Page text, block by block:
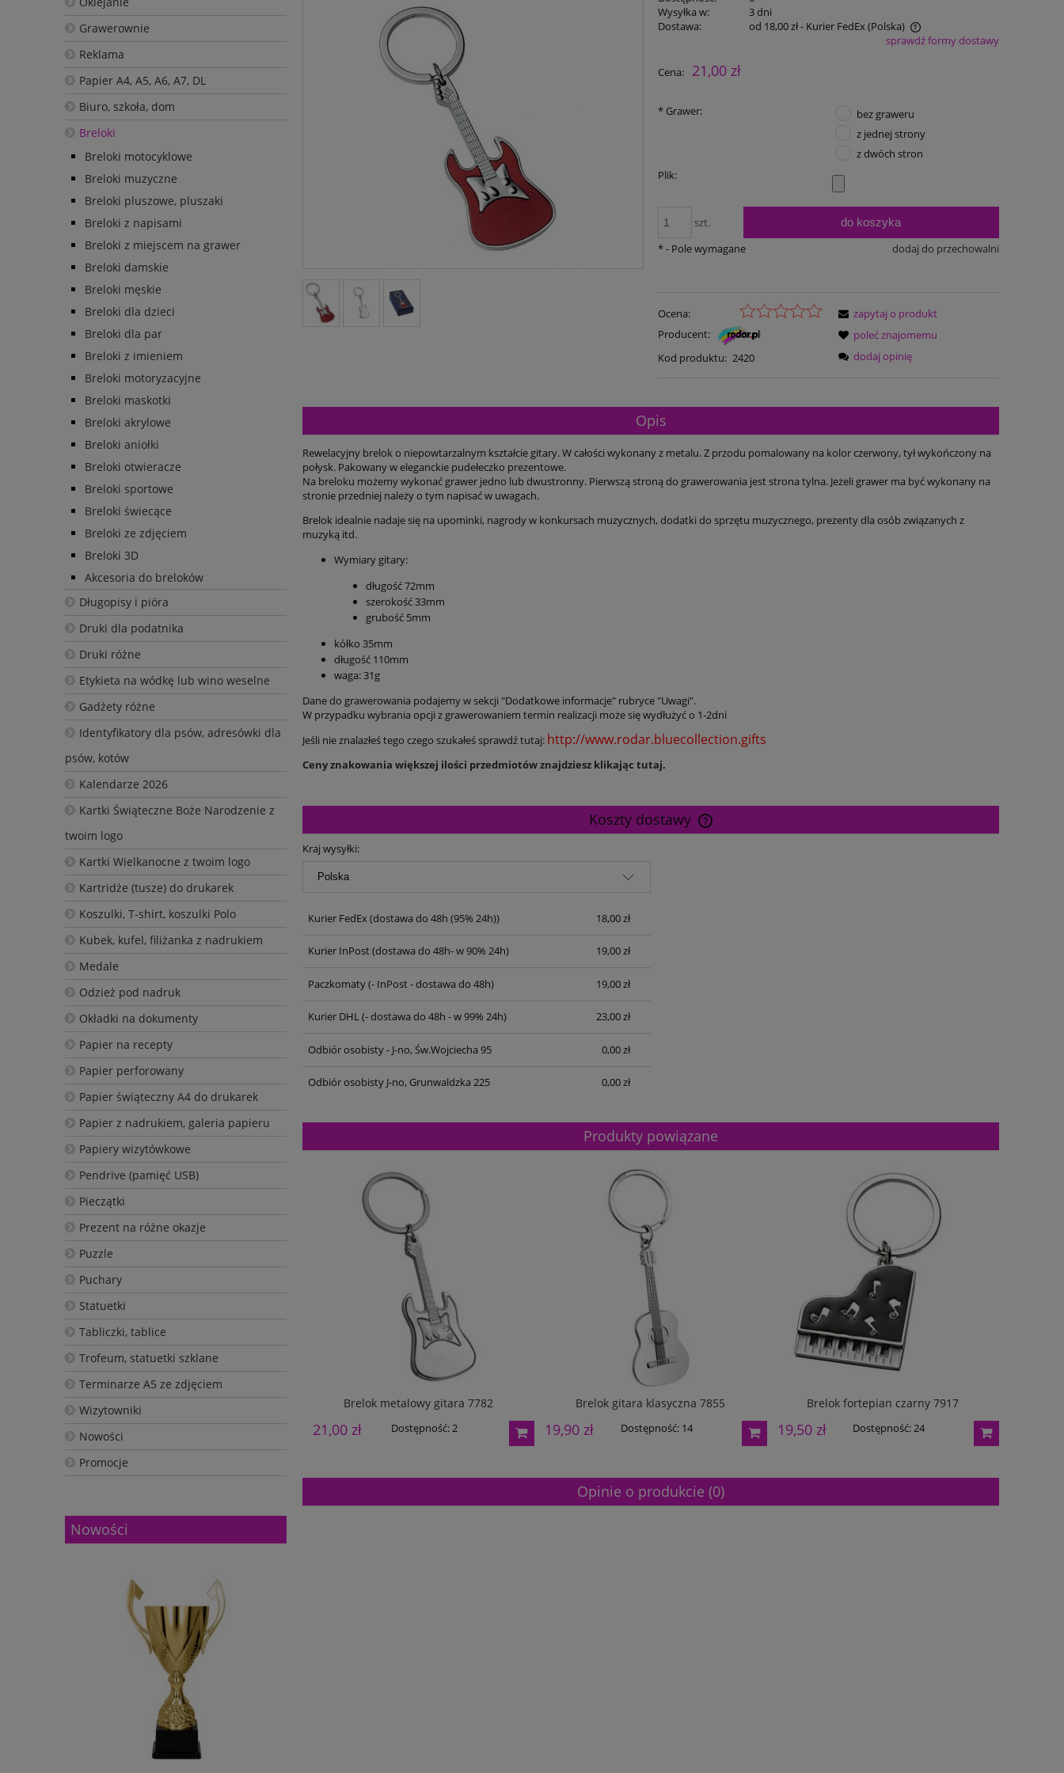
Grawerownie
Reklama
Papier A4, A5, A6, A7, DL
Biuro, szkoła, dom
Breloki
Breloki motocyklowe
Breloki muzyczne
Breloki pluszowe, pluszaki
Breloki z napisami
Breloki z miejscem na grawer
Breloki damskie
Breloki męskie
Breloki dla dzieci
Breloki dla par
Breloki z imieniem
Breloki motoryzacyjne
Breloki maskotki
Breloki akrylowe
Breloki aniołki
Breloki otwieracze
Breloki sportowe
Breloki świecące
Breloki ze zdjęciem
Breloki 3D
Akcesoria do breloków
Długopisy i pióra
Druki dla podatnika
Druki różne
Etykieta na wódkę lub wino weselne
Gadżety różne
Identyfikatory dla psów, adresówki dla
psów, kotów
Kalendarze 2026
Kartki Świąteczne Boże Narodzenie z
twoim logo
Kartki Wielkanocne z twoim logo
Kartridże (tusze) do drukarek
Koszulki, T-shirt, koszulki Polo
Kubek, kufel, filiżanka z nadrukiem
Medale
Odzież pod nadruk
Okładki na dokumenty
Papier na recepty
Papier perforowany
Papier świąteczny A4 do drukarek
Papier z nadrukiem, galeria papieru
Papiery wizytówkowe
Pendrive (pamięć USB)
Pieczątki
Prezent na różne okazje
Puzzle
Puchary
Statuetki
Tabliczki, tablice
Trofeum, statuetki szklane
Terminarze A5 ze zdjęciem
Wizytowniki
Nowości
Promocje
Nowości
Wysyłka w:
3 dni
Dostawa:
od 18,00 zł- Kurier FedEx (Polska)
płatności
sprawdź formy dostawy
Cena: 21,00 zł
* Grawer:
bez graweru
z jednej strony
z dwóch stron
Plik:
szt. do koszyka
dodaj do przechowalni
*- Pole wymagane
Ocena:
Producent:
Kod produktu: 2420
zapytaj o produkt
poleć znajomemu
dodaj opinię
Opis
Rewelacyjny brelok o niepowtarzalnym kształcie gitary. W całości wykonany z metalu. Z przodu pomalowany na kolor czerwony, tył wykończony na
połysk. Pakowany w eleganckie pudełeczko prezentowe.
Na breloku możemy wykonać grawer jedno lub dwustronny. Pierwszą stroną do grawerowania jest strona tylna. Jeżeli grawer ma być wykonany na
stronie przedniej należy o tym napisać w uwagach.
Brelok idealnie nadaje się na upominki, nagrody w konkursach muzycznych, dodatki do sprzętu muzycznego, prezenty dla osób związanych z
muzyką itd.
Wymiary gitary:
długość 72mm
szerokość 33mm
grubość 5mm
kółko 35mm
długość 110mm
waga: 31g
Dane do grawerowania podajemy w sekcji "Dodatkowe informacje" rubryce "Uwagi".
W przypadku wybrania opcji z grawerowaniem termin realizacji może się wydłużyć o 1-2dni
Jeśli nie znalazłeś tego czego szukałeś sprawdź tutaj: http://www.rodar.bluecollection.gifts
Ceny znakowania większej ilości przedmiotów znajdziesz klikając tutaj.
Koszty dostawy
Kraj wysyłki:
Kurier FedEx(dostawa do 48h (95% 24h)) 18,00 zł
Kurier InPost(dostawa do 48h- w 90% 24h) 19,00 zł
Paczkomaty(- InPost - dostawa do 48h) 19,00 zł
Kurier DHL(- dostawa do 48h - w 99% 24h) 23,00 zł
Odbiór osobisty - J-no, Św.Wojciecha 95 0,00 zł
Odbiór osobisty J-no, Grunwaldzka 225 0,00 zł
Produkty powiązane
Brelok metalowy gitara 7782
21,00 zł Dostępność:2
Brelok gitara klasyczna 7855
19,90 zł Dostępność: 14
Brelok fortepian czarny 7917
19,50 zł Dostępność:24
Opinie o produkcie (0)